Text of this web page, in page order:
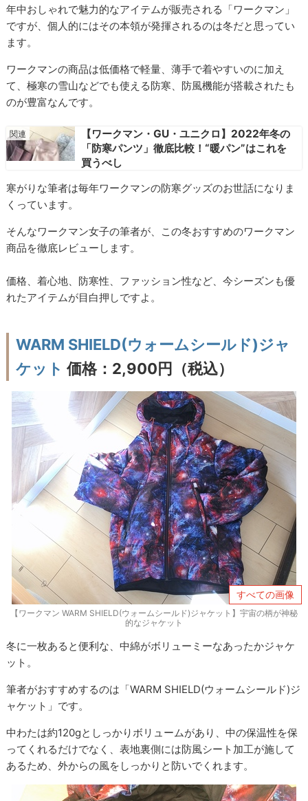
年中おしゃれで魅力的なアイテムが販売される「ワークマン」
ですが、個人的にはその本領が発揮されるのは冬だと思ってい
ます。
ワークマンの商品は低価格で軽量、薄手で着やすいのに加え
て、極寒の雪山などでも使える防寒、防風機能が搭載されたも
のが豊富なんです。
【ワークマン・GU・ユニクロ】2022年冬の
「防寒パンツ」徹底比較！“暖パン”はこれを
買うべし
寒がりな筆者は毎年ワークマンの防寒グッズのお世話になりま
くっています。
そんなワークマン女子の筆者が、この冬おすすめのワークマン
商品を徹底レビューします。
価格、着心地、防寒性、ファッション性など、今シーズンも優
れたアイテムが目白押しですよ。
WARM SHIELD(ウォームシールド)ジャ
ケット価格：2,900円（税込）
すべての画像
【ワークマン WARM SHIELD(ウォームシールド)ジャケット】宇宙の柄が神秘
的なジャケット
冬に一枚あると便利な、中綿がボリューミーなあったかジャケ
ット。
筆者がおすすめするのは「WARM SHIELD(ウォームシールド)ジ
ャケット」です。
中わたは約120gとしっかりボリュームがあり、中の保温性を保
ってくれるだけでなく、表地裏側には防風シート加工が施して
あるため、外からの風をしっかりと防いでくれます。